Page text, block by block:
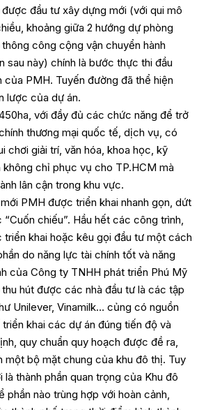
đầu tư xây dựng mới (với qui mô
khoảng giữa 2 hướng dự phòng
công cộng vận chuyển hành
sau này) chính là bước thực thi đầu
của PMH. Tuyến đường đã thể hiện
lược của dự án.
với đầy đủ các chức năng để trở
thương mại quốc tế, dịch vụ, có
chơi giải trí, văn hóa, khoa học, kỹ
chỉ phục vụ cho TP.HCM mà
lân cận trong khu vực.
PMH được triển khai nhanh gọn, dứt
chiếu”. Hầu hết các công trình,
khai hoặc kêu gọi đầu tư một cách
do năng lực tài chính tốt và năng
của Công ty TNHH phát triển Phú Mỹ
hút được các nhà đầu tư là các tập
Unilever, Vinamilk… củng có nguồn
khai các dự án đúng tiến độ và
quy chuẩn quy hoạch được đề ra,
một bộ mặt chung của khu đô thị. Tuy
là thành phần quan trọng của Khu đô
phần nào trùng hợp với hoàn cảnh,